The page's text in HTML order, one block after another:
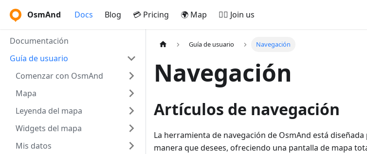
OsmAnd Docs Blog 💳 Pricing 🌍 Map 🚵‍♂️ Join us
Documentación
Guía de usuario
Comenzar con OsmAnd
Mapa
Leyenda del mapa
Widgets del mapa
Mis datos
Guía de usuario Navegación
Navegación
Artículos de navegación
La herramienta de navegación de OsmAnd está
manera que desees, ofreciendo una pantalla de mapa